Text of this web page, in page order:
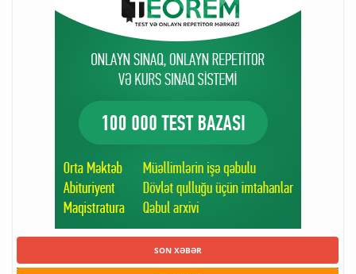
SON XƏBƏR